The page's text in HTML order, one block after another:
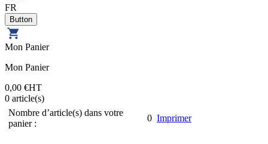
FR
Mon Panier
Mon Panier
0,00 €HT
0 article(s)
Nombre d’article(s) dans votre
panier :
0 Imprimer